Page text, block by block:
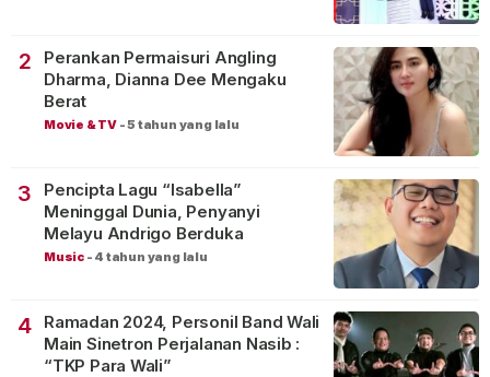
2
Perankan Permaisuri Angling
Dharma, Dianna Dee Mengaku
Berat
Movie & TV -5 tahun yang lalu
3
Pencipta Lagu “Isabella”
Meninggal Dunia, Penyanyi
Melayu Andrigo Berduka
Music - 4 tahun yang lalu
4
Ramadan 2024, Personil Band Wali
Main Sinetron Perjalanan Nasib :
“TKP Para Wali”